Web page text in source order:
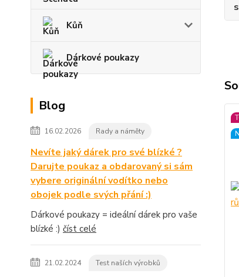
Kůň
Dárkové poukazy
Blog
16.02.2026 Rady a náměty
Nevíte jaký dárek pro své blízké ?
Darujte poukaz a obdarovaný si sám
vybere originální vodítko nebo
obojek podle svých přání :)
Dárkové poukazy = ideální dárek pro vaše
blízké :) číst celé
21.02.2024 Test naších výrobků